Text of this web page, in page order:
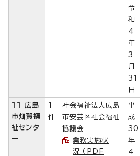
令
和
4
年
3
月
31
日
11 広島
市畑賀福
祉センタ
ー
1
件
社会福祉法人広島
市安芸区社会福祉
協議会
業務実施状
況 （PDF
平
成
30
年
4